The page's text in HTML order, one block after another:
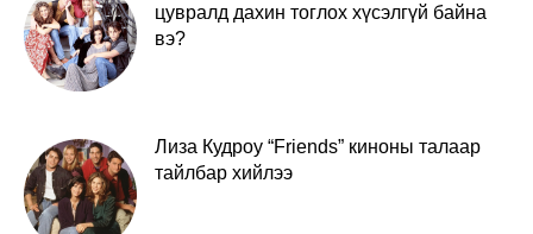
цувралд дахин тоглох хүсэлгүй байна
вэ?
Лиза Кудроу “Friends” киноны талаар
тайлбар хийлээ